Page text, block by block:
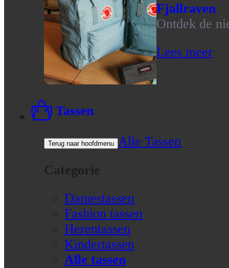
Fjallraven
Ontdek de
Lees meer
Tassen
Terug naar hoofdmenu Alle Tassen
Categorie
Damestassen
Fashion tassen
Herentassen
Kindertassen
Alle tassen